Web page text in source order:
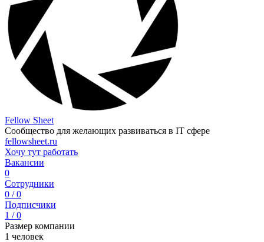
Fellow Sheet
Сообщество для желающих развиваться в IT сфере
fellowsheet.ru
Хочу тут работать
Вакансии
0
Сотрудники
0 / 0
Подписчики
1 / 0
Размер компании
1 человек